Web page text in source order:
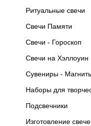
Ритуальные свечи
Свечи Памяти
Свечи - Гороскоп
Свечи на Хэллоуин
Сувениры -
Наборы для
Подсвечники
Изготовление